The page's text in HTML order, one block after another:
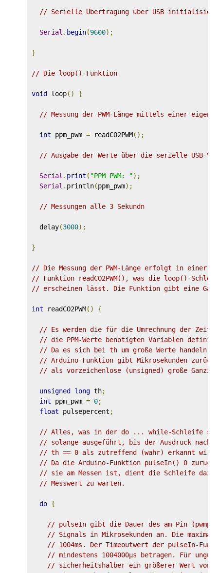
// Serielle Übertragung über USB
Serial . begin(9600);
}
// Die loop()-Funktion
void loop() {
// Messung der PWM-Länge mittels einer
int ppm_pwm = readCO2PWM();
// Ausgabe der Werte über die serielle USB-
Serial . print ( "PPM PWM: ");
Serial . println(ppm_pwm);
// Messungen alle 3 Sekundn
delay(3000);
}
// Die Messung der PWM-Länge erfolgt in einer
// Funktion readCO2PWM(), was die loop()-
// erscheinen lässt. Die Funktion gibt eine
int readCO2PWM() {
// Es werden die für die Umrechnung der
// die PPM-Werte benötigten Variablen
// Da es sich bei th um große Werte handeln
// Arduino-Funktion gibt Mikrosekunden
// als vorzeichenlose (unsigned) große
unsigned long th;
int ppm_pwm = 0;
float pulsepercent ;
// Alles, was in der do ... while-Schleife
// solange ausgeführt, bis der Ausdruck nach
// th == 0 als zutreffend (wahr) erkannt wird.
// Da die Arduino-Funktion pulseIn() 0
// sie am Messen ist, dient die Schleife
// Messwert zu warten.
do {
// pulseIn gibt die Dauer des am Pin
// Signals in Mikrosekunden an. Die
// 1004ms. Der Timeoutwert der pulseIn-
// mindestens 1004000µs betragen. Für
// sicherheitshalber ein größerer Wert von